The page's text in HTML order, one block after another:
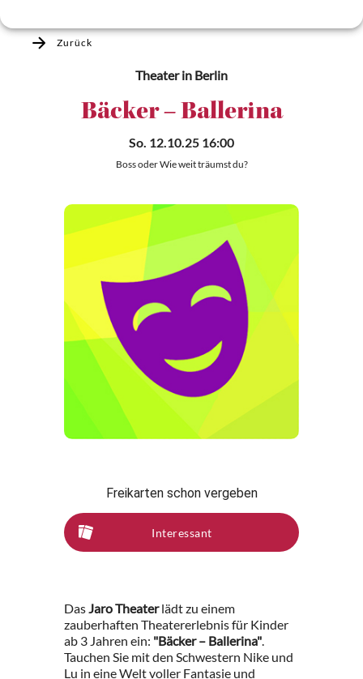
Zurück
Theaterin Berlin
Bäcker – Ballerina
So. 12.10.25 16:00
Boss oder Wie weit träumst du?
Freikarten schon vergeben
Interessant
DasJaro Theaterlädt zu einem
zauberhaften Theatererlebnis für Kinder
ab 3 Jahren ein: "Bäcker – Ballerina".
Tauchen Sie mit den Schwestern Nike und
Lu in eine Welt voller Fantasie und